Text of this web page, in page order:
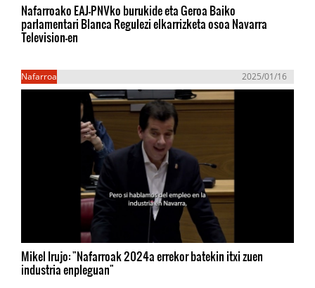
Nafarroako EAJ-PNVko burukide eta Geroa Baiko
parlamentari Blanca Regulezi elkarrizketa osoa Navarra
Television-en
Nafarroa 2025/01/16
Mikel Irujo: "Nafarroak 2024a errekor batekin itxi zuen
industria enpleguan"